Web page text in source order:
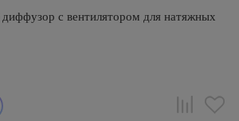
с вентилятором для натяжных